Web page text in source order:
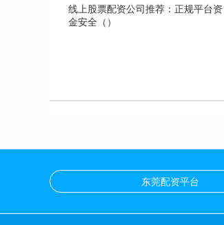
线上股票配资公司推荐：正规平台资
金安全（）
东莞配资平台